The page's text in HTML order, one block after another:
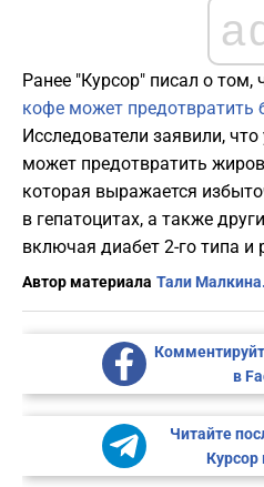
Ранее "Курсор" писал о том,
кофе может предотвратить
Исследователи заявили,
может предотвратить
которая выражается
в гепатоцитах, а также
включая диабет 2-го типа и
Автор материала Тали Малкина.
в
Читайте
Курсор